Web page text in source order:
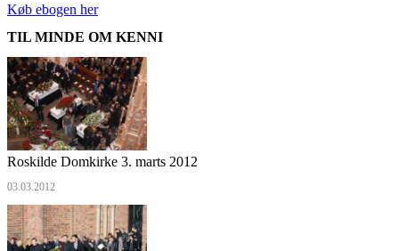
Køb ebogen her
TIL MINDE OM KENNI
Roskilde Domkirke 3. marts 2012
03.03.2012